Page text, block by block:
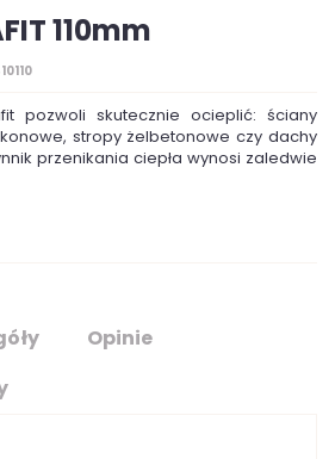
110mm
pozwoli skutecznie ocieplić: ściany
stropy żelbetonowe czy dachy
przenikania ciepła wynosi zaledwie
Opinie